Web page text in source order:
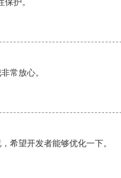
护。
常放心。
希望开发者能够优化一下。